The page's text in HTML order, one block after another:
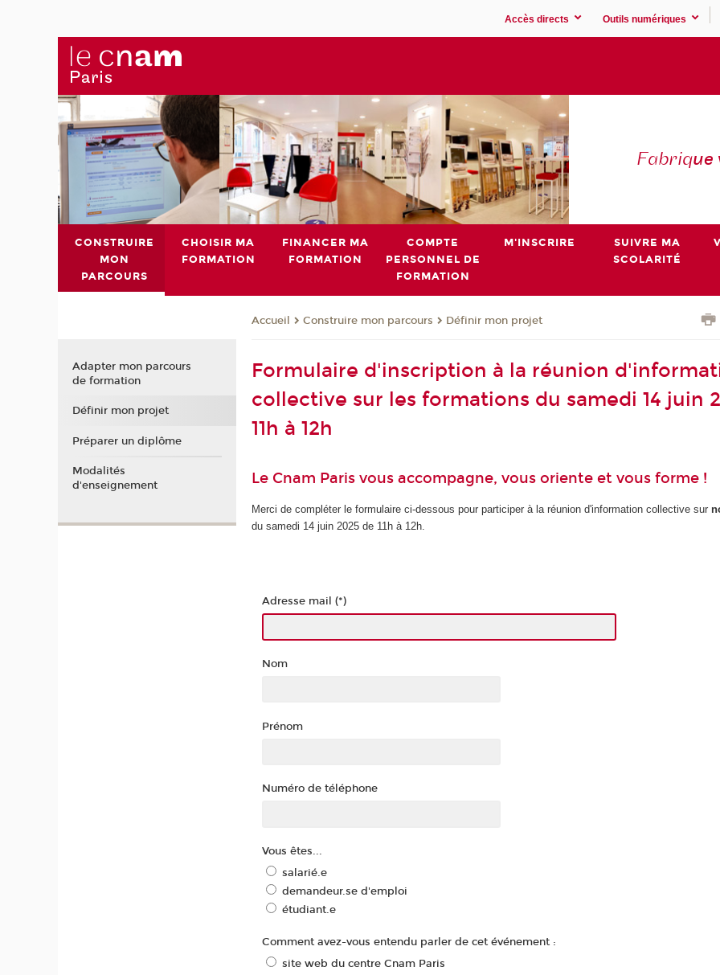
Accès directs Outils numériques
Fabrique
CONSTRUIRE
MON
PARCOURS
CHOISIR MA
FORMATION
FINANCER MA
FORMATION
COMPTE
PERSONNEL DE
FORMATION
M'INSCRIRE
SUIVRE MA
SCOLARITÉ
Accueil Construire mon parcours Définir mon projet
Formulaire d'inscription à la réunion
collective sur les formations du samedi 14 juin
11h à 12h
Le Cnam Paris vous accompagne, vous oriente et vous forme !
Merci de compléter le formulaire ci-dessous pour participer à la réunion d'information collective sur
du samedi 14 juin 2025 de 11h à 12h.
Adresse mail (*)
Nom
Prénom
Numéro de téléphone
Vous êtes...
salarié.e
demandeur.se d'emploi
étudiant.e
Comment avez-vous entendu parler de cet événement :
site web du centre Cnam Paris
Adapter mon parcours
de formation
Définir mon projet
Préparer un diplôme
Modalités
d'enseignement